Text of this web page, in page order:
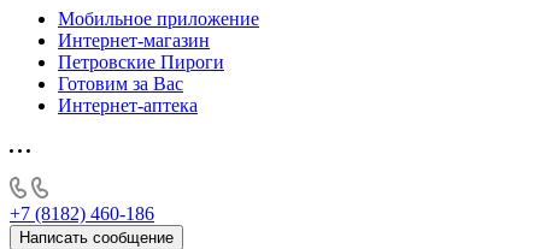
Мобильное приложение
Интернет-магазин
Петровские Пироги
Готовим за Вас
Интернет-аптека
+7 (8182) 460-186
Написать сообщение